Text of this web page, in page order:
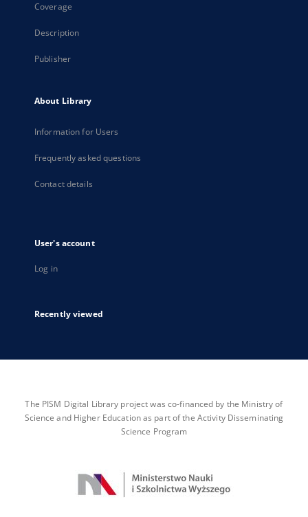
Coverage
Description
Publisher
About Library
Information for Users
Frequently asked questions
Contact details
User's account
Log in
Recently viewed
The PISM Digital Library project was co-financed by the Ministry of
Science and Higher Education as part of the Activity Disseminating
Science Program